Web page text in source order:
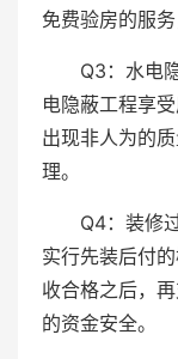
免费验房的服
Q3：水电
电隐蔽工程享
出现非人为的
理。
Q4：装修
实行先装后付
收合格之后，
的资金安全。